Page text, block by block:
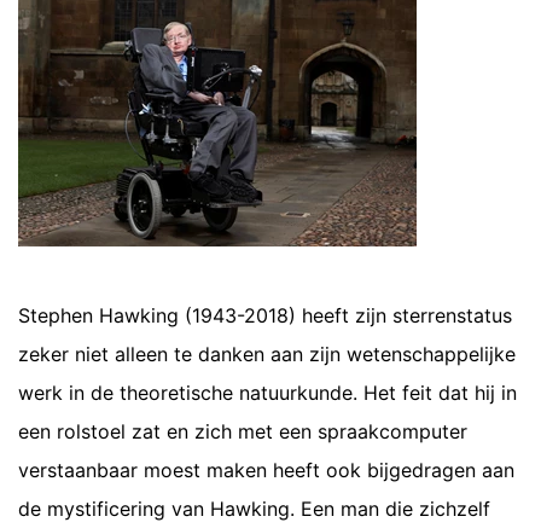
Stephen Hawking (1943-2018) heeft zijn sterrenstatus
zeker niet alleen te danken aan zijn wetenschappelijke
werk in de theoretische natuurkunde. Het feit dat hij in
een rolstoel zat en zich met een spraakcomputer
verstaanbaar moest maken heeft ook bijgedragen aan
de mystificering van Hawking. Een man die zichzelf